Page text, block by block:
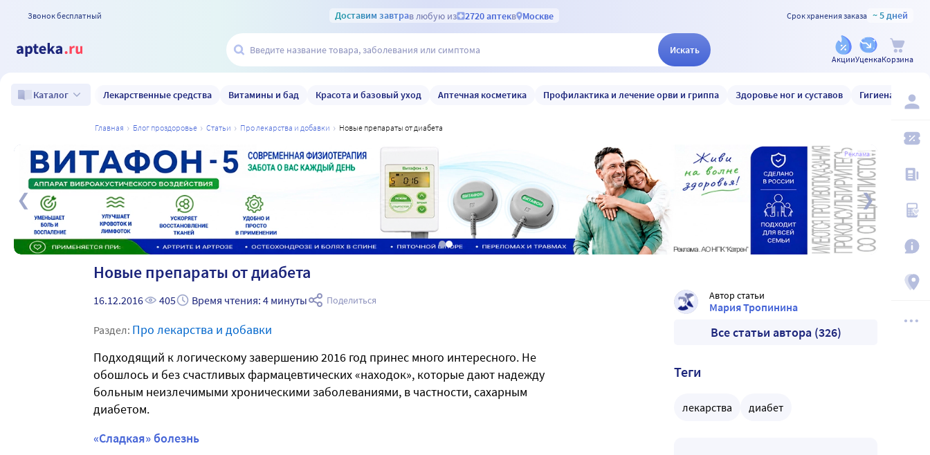
Звонок бесплатный Доставим завтрав любую из 2720 аптекв Москве Срок хранения заказа ~ 5 дней
Искать
АкцииУценкаКорзина
Каталог Лекарственные средства Витамины и бад Красота и базовый уход Аптечная косметика Профилактика и лечение орви и гриппа Здоровье ног и суставов Гигиена и уход
главная блог проздоровье статьи про лекарства и добавки новые препараты от диабета
Реклама
Новые препараты от диабета
16.12.2016 405 Время чтения: 4 минуты Поделиться
Раздел: Про лекарства и добавки
Подходящий к логическому завершению 2016 год принес много интересного. Не
обошлось и без счастливых фармацевтических «находок», которые дают надежду
больным неизлечимыми хроническими заболеваниями, в частности, сахарным
диабетом.
«Сладкая» болезнь
Автор статьи
Мария Тропинина
Все статьи автора (326)
Теги
лекарства диабет